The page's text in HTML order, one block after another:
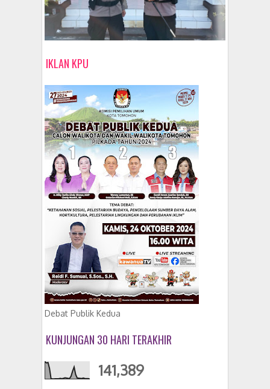
IKLAN KPU
Debat Publik Kedua
KUNJUNGAN 30 HARI TERAKHIR
141,389